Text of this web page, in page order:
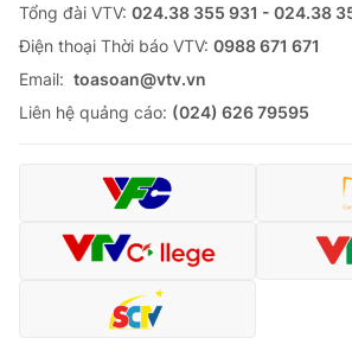
Tổng đài VTV: 024.38 355 931 - 024.38
Ðiện thoại Thời báo VTV: 0988 671 671
Email: toasoan@vtv.vn
Liên hệ quảng cáo: (024) 626 79595